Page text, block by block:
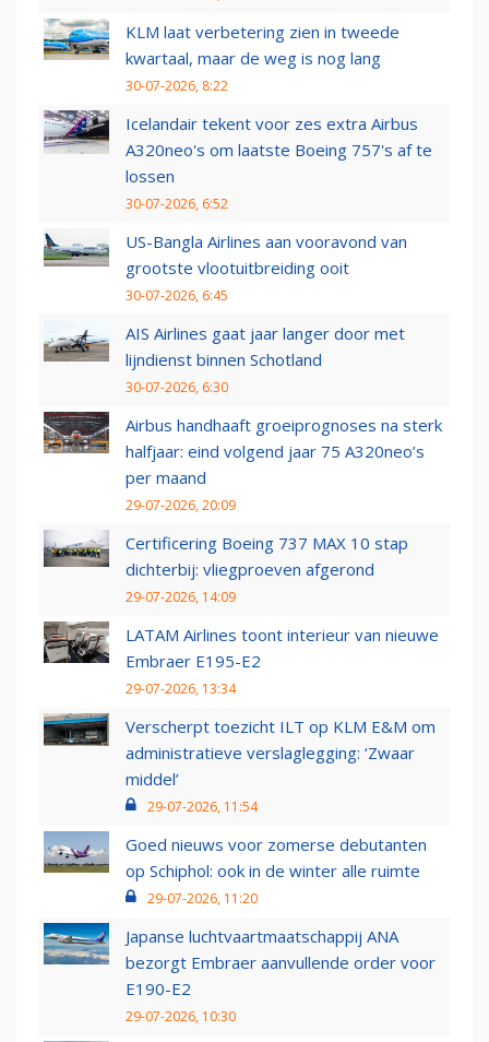
KLM laat verbetering zien in tweede
kwartaal, maar de weg is nog lang
30-07-2026, 8:22
Icelandair tekent voor zes extra Airbus
A320neo's om laatste Boeing 757's af te
lossen
30-07-2026, 6:52
US-Bangla Airlines aan vooravond van
grootste vlootuitbreiding ooit
30-07-2026, 6:45
AIS Airlines gaat jaar langer door met
lijndienst binnen Schotland
30-07-2026, 6:30
Airbus handhaaft groeiprognoses na sterk
halfjaar: eind volgend jaar 75 A320neo’s
per maand
29-07-2026, 20:09
Certificering Boeing 737 MAX 10 stap
dichterbij: vliegproeven afgerond
29-07-2026, 14:09
LATAM Airlines toont interieur van nieuwe
Embraer E195-E2
29-07-2026, 13:34
Verscherpt toezicht ILT op KLM E&M om
administratieve verslaglegging: ‘Zwaar
middel’
29-07-2026, 11:54
Goed nieuws voor zomerse debutanten
op Schiphol: ook in de winter alle ruimte
29-07-2026, 11:20
Japanse luchtvaartmaatschappij ANA
bezorgt Embraer aanvullende order voor
E190-E2
29-07-2026, 10:30